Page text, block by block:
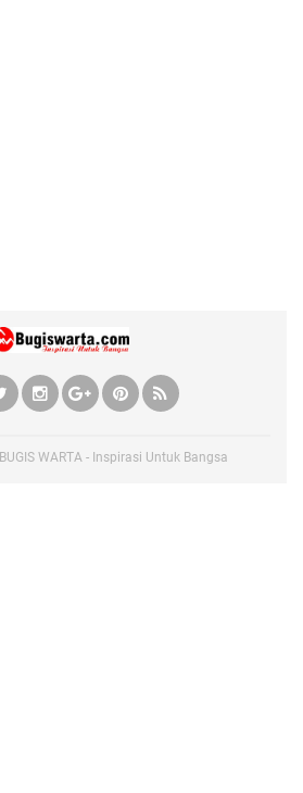
BUGIS WARTA - Inspirasi Untuk Bangsa